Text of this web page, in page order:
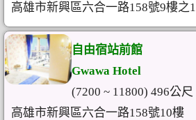
高雄市新興區六合一路158號9樓之1
自由宿站前館
Gwawa Hotel
(7200 ~ 11800) 496公尺
高雄市新興區六合一路158號10樓